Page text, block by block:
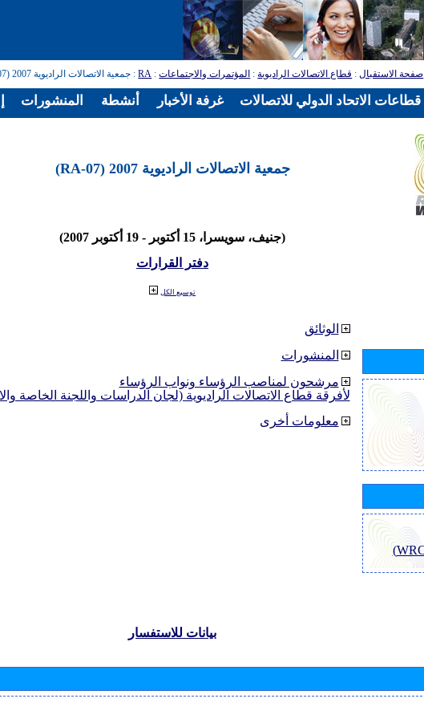
صفحة الاستقبال: قطاع الاتصالات الراديوية: المؤتمرات والاجتماعات:
RA: جمعية الاتصالات الراديوية 2007 (RA-07)
جمعية الاتصالات الراديوية 2007 (RA-07)
(جنيف، سويسرا، 15 أكتوبر - 19 أكتوبر 2007)
دفتر القرارات
توسيع الكل
الوثائق
المنشورات
مرشحون لمناصب الرؤساء ونواب الرؤساء
لأفرقة قطاع الاتصالات الراديوية (لجان الدراسات واللجنة الخاصة
معلومات أخرى
بيانات للاستفسار
المنشورات أنشطة غرفة الأخبار قطاعات الاتحاد الدولي للاتصالات